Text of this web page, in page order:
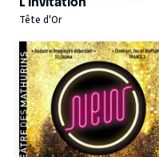
Tête d'Or